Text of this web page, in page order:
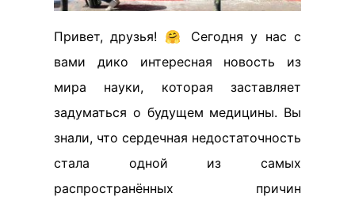
Привет, друзья! 🤗 Сегодня у нас с
вами дико интересная новость из
мира науки, которая заставляет
задуматься о будущем медицины. Вы
знали, что сердечная недостаточность
стала одной из самых
распространённых причин